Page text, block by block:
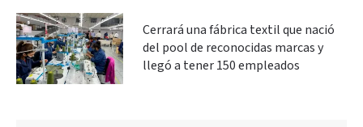
Cerrará una fábrica textil que nació
del pool de reconocidas marcas y
llegó a tener 150 empleados